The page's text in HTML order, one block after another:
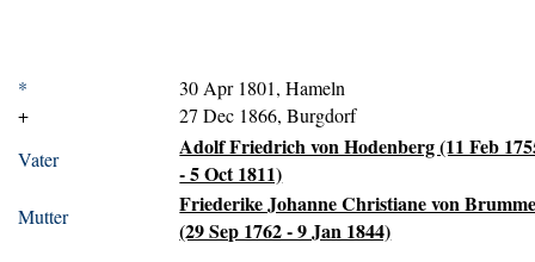
*
30 Apr 1801, Hameln
+
27 Dec 1866, Burgdorf
Vater
Adolf Friedrich von Hodenberg (11 Feb
- 5 Oct 1811)
Mutter
Friederike Johanne Christiane von
(29 Sep 1762 - 9 Jan 1844)